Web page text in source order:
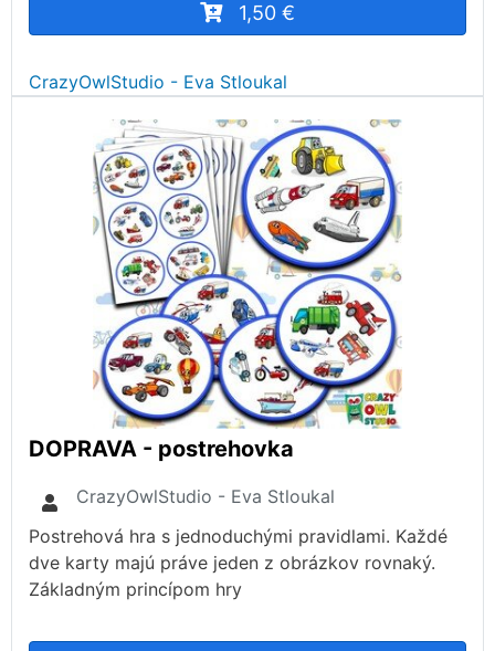
1,50 €
CrazyOwlStudio - Eva Stloukal
DOPRAVA - postrehovka
CrazyOwlStudio - Eva Stloukal
Postrehová hra s jednoduchými pravidlami. Každé
dve karty majú práve jeden z obrázkov rovnaký.
Základným princípom hry